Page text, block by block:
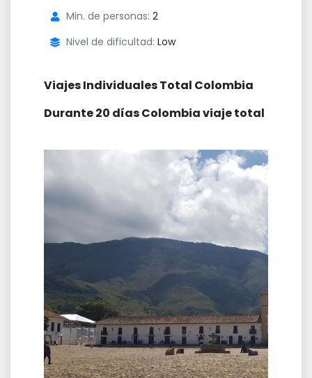
Min. de personas: 2
Nivel de dificultad: Low
Viajes Individuales Total Colombia
Durante 20 días Colombia viaje total